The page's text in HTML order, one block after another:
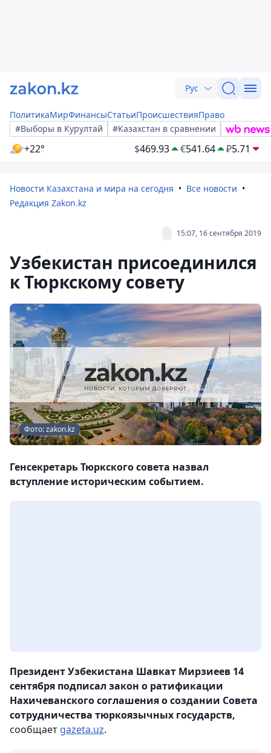
Рус
ПолитикаМирФинансыСтатьиПроисшествияПраво
#Выборы в Курултай
#Казахстан в сравнении
+22° $469.93 €541.64 ₽5.71
Новости Казахстана и мира на сегодня
Все новости
Редакция Zakon.kz
15:07, 16 сентября 2019
Узбекистан присоединился
к Тюркскому совету
Фото: zakon.kz
Генсекретарь Тюркского совета назвал
вступление историческим событием.
Президент Узбекистана Шавкат Мирзиеев 14
сентября подписал закон о ратификации
Нахичеванского соглашения о создании Совета
сотрудничества тюркоязычных государств,
сообщает gazeta.uz.